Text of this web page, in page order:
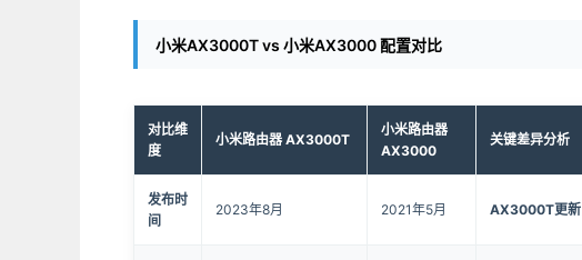
小米AX3000T vs 小米AX3000 配置对比
对比维
度
小米路由器 AX3000T
小米路由器
AX3000
关键差异分析
发布时
间
2023年8月 2021年5月 AX3000T更新